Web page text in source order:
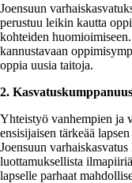
Joensuun
perustuu leikin kautta
kohteiden
kannustavaan
oppia uusia taitoja.
2.
Yhteistyö vanhempien ja
ensisijaisen tärkeää
Joensuun
luottamuksellista
lapselle parhaat